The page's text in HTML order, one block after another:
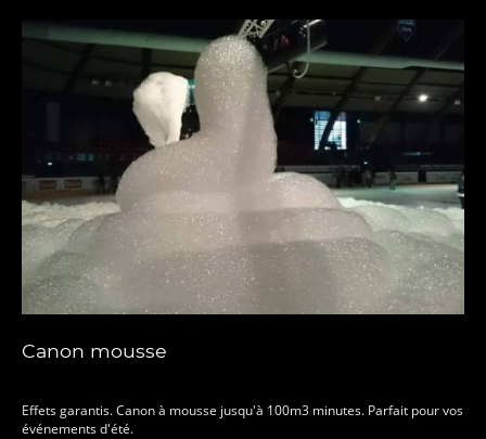
Canon mousse
Effets garantis. Canon à mousse jusqu'à 100m3 minutes. Parfait pour vos
événements d'été.